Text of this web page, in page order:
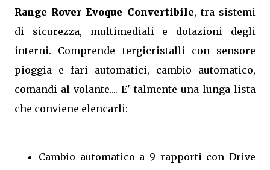
Range Rover Evoque Convertibile, tra sistemi
di sicurezza, multimediali e dotazioni degli
interni. Comprende tergicristalli con sensore
pioggia e fari automatici, cambio automatico,
comandi al volante.... E' talmente una lunga lista
che conviene elencarli:
Cambio automatico a 9 rapporti con Drive